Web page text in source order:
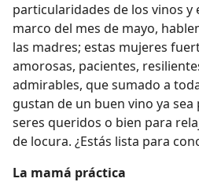
particularidades de los vinos
marco del mes de mayo,
las madres; estas mujeres
amorosas, pacientes,
admirables, que sumado a
gustan de un buen vino ya
seres queridos o bien para
de locura. ¿Estás lista para
La mamá práctica